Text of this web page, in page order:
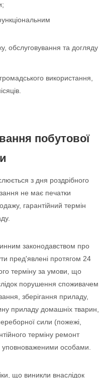
обслуговування та догляду
використання,
побутової
з дня роздрібного
не має печатки
гарантійний термін
законодавством про
пред'явлені протягом 24
терміну за умови, що
порушення споживачем
зберігання приладу,
приладу домашніх тварин,
сили (пожежі,
терміну ремонт
уповноваженими особами.
що виникли внаслідок